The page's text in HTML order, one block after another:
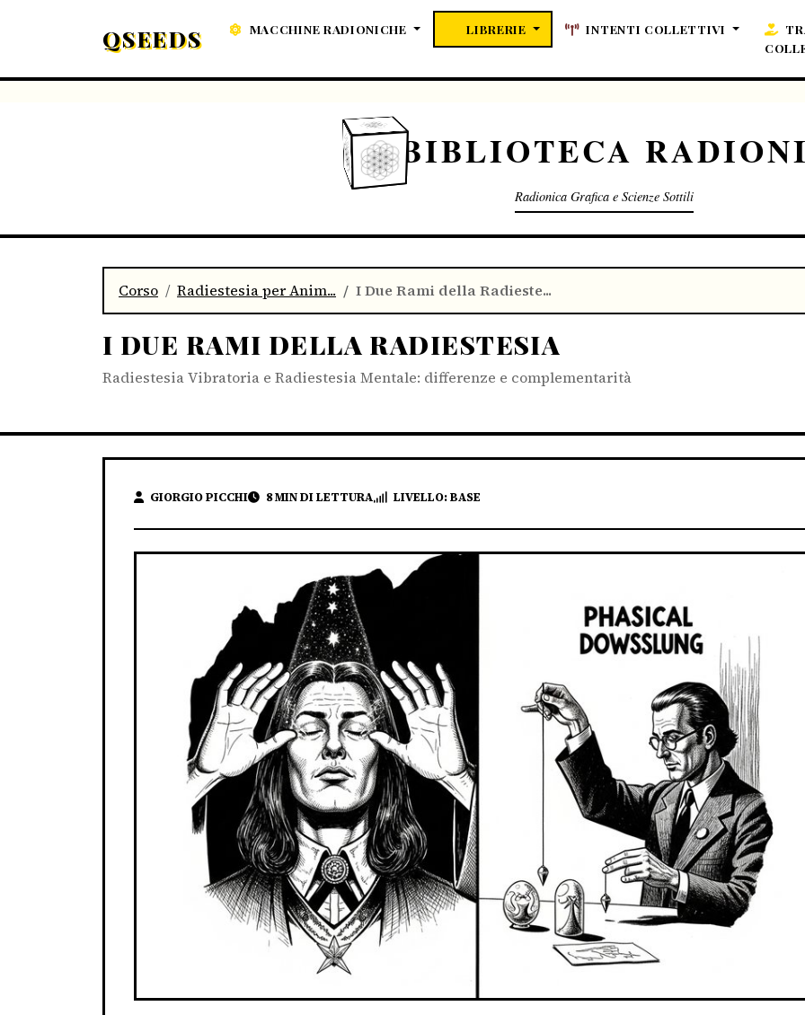
QSEEDS MACCHINE RADIONICHE LIBRERIE INTENTI COLLETTIVI
BIBLIOTECA
Radionica Grafica e Scienze Sottili
Corso Radiestesia per Anim... I Due Rami della Radieste...
I DUE RAMI DELLA RADIESTESIA
Radiestesia Vibratoria e Radiestesia Mentale: differenze e complementarità
GIORGIO PICCHI 8 MIN DI LETTURA LIVELLO: BASE